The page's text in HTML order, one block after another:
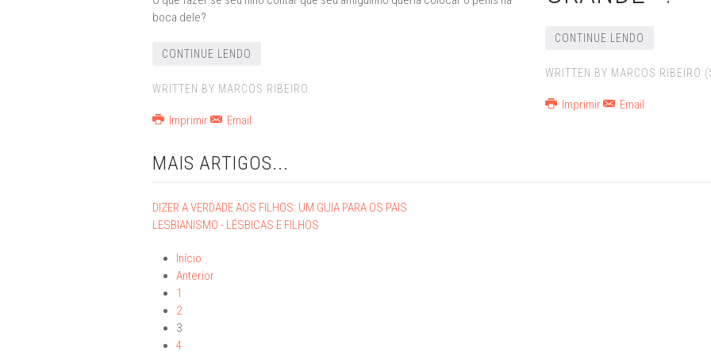
boca dele?
CONTINUE LENDO
WRITTEN BY MARCOS RIBEIRO.
Imprimir Email
CONTINUE LENDO
WRITTEN BY MARCOS RIBEIRO
Imprimir Email
MAIS ARTIGOS...
DIZER A VERDADE AOS FILHOS: UM GUIA PARA OS PAIS
LESBIANISMO - LÉSBICAS E FILHOS
Início
Anterior
1
2
3
4